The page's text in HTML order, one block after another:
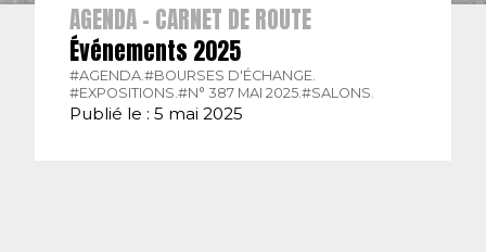
AGENDA - CARNET DE ROUTE
Événements 2025
#AGENDA. #BOURSES D'ÉCHANGE.
#EXPOSITIONS. #N° 387 MAI 2025. #SALONS.
Publié le : 5 mai 2025